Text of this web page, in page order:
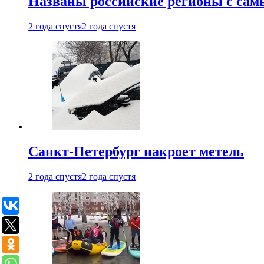
2 года спустя2 года спустя
Санкт-Петербург накроет метель
2 года спустя2 года спустя